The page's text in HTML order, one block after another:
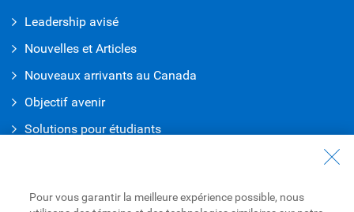
Leadership avisé
Nouvelles et Articles
Nouveaux arrivants au Canada
Objectif avenir
Solutions pour étudiants
Nous joindre
Pour vous garantir la meilleure expérience possible, nous